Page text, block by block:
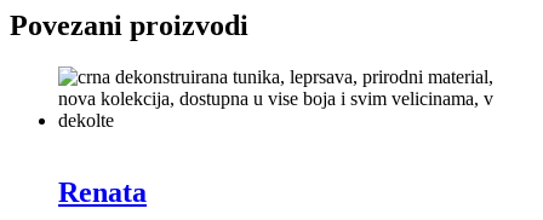
Povezani proizvodi
Renata